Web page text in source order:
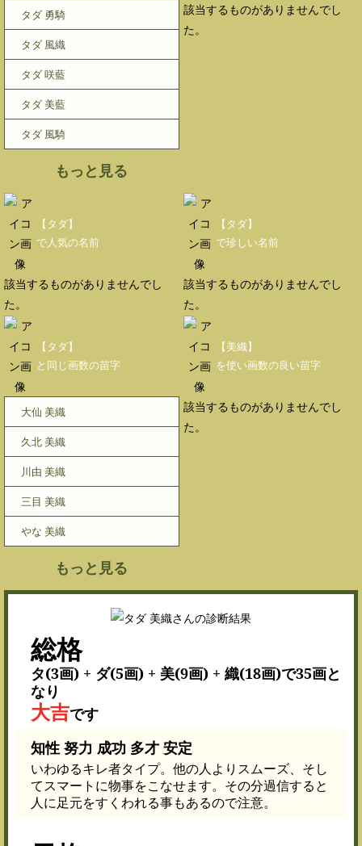
タダ 勇騎
タダ 風織
タダ 咲藍
タダ 美藍
タダ 風騎
もっと見る
該当するものがありませんでし
た。
【タダ】
で人気の名前
該当するものがありませんでし
た。
【タダ】
で珍しい名前
該当するものがありませんでし
た。
【タダ】
と同じ画数の苗字
大仙 美織
久北 美織
川由 美織
三目 美織
やな 美織
もっと見る
【美織】
を使い画数の良い苗字
該当するものがありませんでし
た。
総格
タ(3画) + ダ(5画) + 美(9画) + 織(18画)で35画と
なり
大吉です
知性 努力 成功 多才 安定
いわゆるキレ者タイプ。他の人よりスムーズ、そし
てスマートに物事をこなせます。その分過信すると
人に足元をすくわれる事もあるので注意。